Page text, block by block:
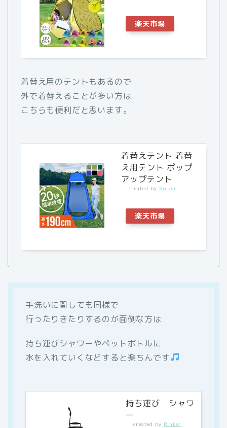
楽天市場
着替え用のテントもあるので
外で着替えることが多い方は
こちらも便利だと思います。
着替えテント 着替
え用テント ポップ
アップテント
created by Rinker
楽天市場
手洗いに関しても同様で
行ったりきたりするのが面倒な方は
持ち運びシャワーやペットボトルに
水を入れていくなどすると楽ちんです
持ち運び シャワ
ー
created by Rinker